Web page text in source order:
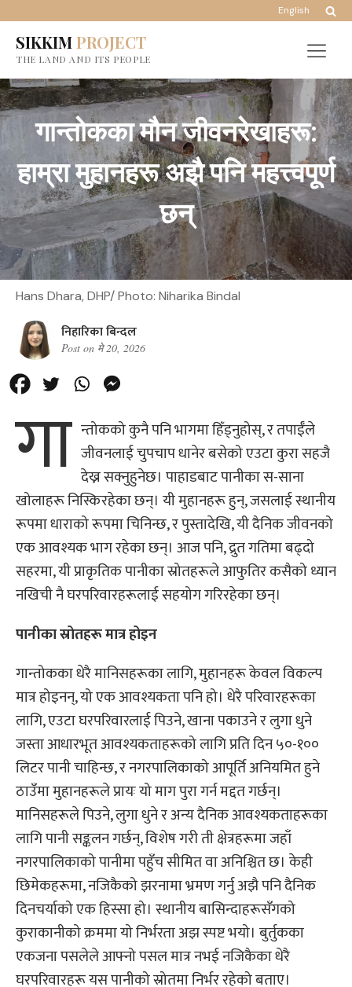
English
SIKKIMPROJECT
THE LAND AND ITS PEOPLE
गान्तोकका मौन जीवनरेखाहरू:
हाम्रा मुहानहरू अझै पनि महत्त्वपूर्ण
छन्
Hans Dhara, DHP/ Photo: Niharika Bindal
निहारिका बिन्दल
Post on मे 20, 2026
गा न्तोकको कुनै पनि भागमा हिँड्नुहोस्, र तपाईँले
जीवनलाई चुपचाप धानेर बसेको एउटा कुरा सहजै
देख्न सक्नुहुनेछ। पाहाडबाट पानीका स-साना
खोलाहरू निस्किरहेका छन्। यी मुहानहरू हुन्, जसलाई स्थानीय
रूपमा धाराको रूपमा चिनिन्छ, र पुस्तादेखि, यी दैनिक जीवनको
एक आवश्यक भाग रहेका छन्। आज पनि, द्रुत गतिमा बढ्दो
सहरमा, यी प्राकृतिक पानीका स्रोतहरूले आफुतिर कसैको ध्यान
नखिची नै घरपरिवारहरूलाई सहयोग गरिरहेका छन्।
पानीका स्रोतहरू मात्र होइन
गान्तोकका धेरै मानिसहरूका लागि, मुहानहरू केवल विकल्प
मात्र होइनन्, यो एक आवश्यकता पनि हो। धेरै परिवारहरूका
लागि, एउटा घरपरिवारलाई पिउने, खाना पकाउने र लुगा धुने
जस्ता आधारभूत आवश्यकताहरूको लागि प्रति दिन ५०-१००
लिटर पानी चाहिन्छ, र नगरपालिकाको आपूर्ति अनियमित हुने
ठाउँमा मुहानहरूले प्रायः यो माग पुरा गर्न मद्दत गर्छन्।
मानिसहरूले पिउने, लुगा धुने र अन्य दैनिक आवश्यकताहरूका
लागि पानी सङ्कलन गर्छन्, विशेष गरी ती क्षेत्रहरूमा जहाँ
नगरपालिकाको पानीमा पहुँच सीमित वा अनिश्चित छ। केही
छिमेकहरूमा, नजिकैको झरनामा भ्रमण गर्नु अझै पनि दैनिक
दिनचर्याको एक हिस्सा हो। स्थानीय बासिन्दाहरूसँगको
कुराकानीको क्रममा यो निर्भरता अझ स्पष्ट भयो। बुर्तुकका
एकजना पसलेले आफ्नो पसल मात्र नभई नजिकैका धेरै
घरपरिवारहरू यस पानीको स्रोतमा निर्भर रहेको बताए।